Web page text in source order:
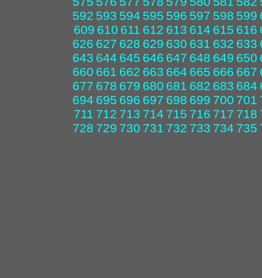
592 593 594 595 596 597 598 599
609 610 611 612 613 614 615 616
626 627 628 629 630 631 632 633
643 644 645 646 647 648 649 650
660 661 662 663 664 665 666 667
677 678 679 680 681 682 683 684
694 695 696 697 698 699 700 701
711 712 713 714 715 716 717 718
728 729 730 731 732 733 734 735